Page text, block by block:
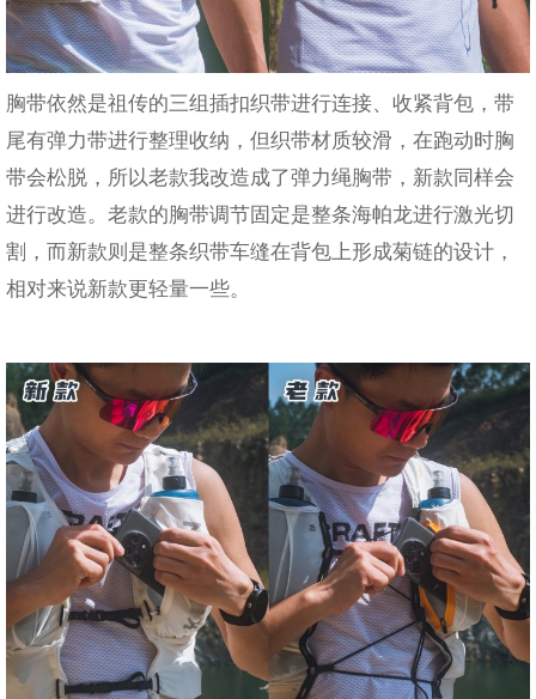
胸带依然是祖传的三组插扣织带进行连接、收紧背包，带
尾有弹力带进行整理收纳，但织带材质较滑，在跑动时胸
带会松脱，所以老款我改造成了弹力绳胸带，新款同样会
进行改造。老款的胸带调节固定是整条海帕龙进行激光切
割，而新款则是整条织带车缝在背包上形成菊链的设计，
相对来说新款更轻量一些。